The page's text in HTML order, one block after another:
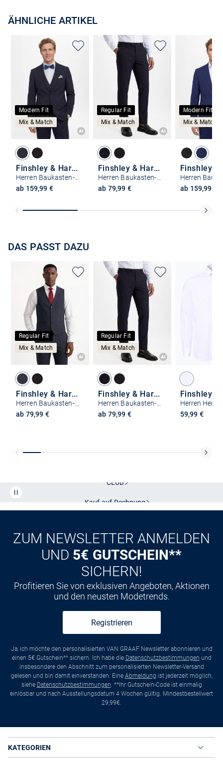
ÄHNLICHE ARTIKEL
Modern Fit
Mix & Match
Finshley & Harding
Herren Baukasten-Sakko Modern Fit
ab 159,99 €
Regular Fit
Mix & Match
Finshley & Harding
ab 79,99 €
Modern Fit
Mix & Match
ab 159,99 €
DAS PASST DAZU
Regular Fit
Mix & Match
Finshley & Harding
Herren Baukasten-Weste
ab 79,99 €
Regular Fit
Mix & Match
Finshley & Harding
Herren Baukasten-Anzughose Regular Fit
ab 79,99 €
59,99 €
Kauf aufRechnung
ZUM NEWSLETTER ANMELDEN
UND 5€ GUTSCHEIN**
SICHERN!
Profitieren Sie von exklusiven Angeboten, Aktionen
und den neusten Modetrends.
Registrieren
Ja, ich möchte den personalisierten VAN GRAAF Newsletter abonnieren und
einen 5€ Gutschein** sichern. Ich habe die Datenschutzbestimmungen und
insbesondere den Abschnitt zum personalisierten Newsletter-Versand
gelesen und bin damit einverstanden. Eine Abmeldung ist jederzeit möglich,
siehe Datenschutzbestimmungen. **Ihr Gutschein-Code ist einmalig
einlösbar und nach Ausstellungsdatum 4 Wochen gültig. Mindestbestellwert
29,99€.
KATEGORIEN